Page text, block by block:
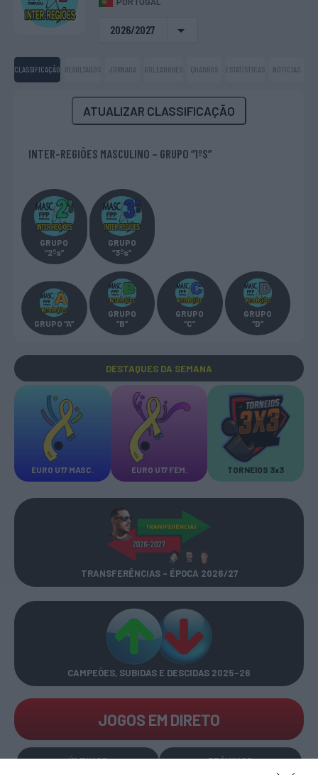
2026/2027
CLASSIFICAÇÃO RESULTADOS JORNADA GOLEADORES QUADROS ESTATÍSTICAS NOTICIAS
ATUALIZAR CLASSIFICAÇÃO
INTER-REGIÕES MASCULINO – GRUPO “1ºS”
GRUPO
“2ºs”
GRUPO
“3ºs”
GRUPO “A”
GRUPO
“B”
GRUPO
“C”
GRUPO
“D”
DESTAQUES DA SEMANA
EURO U17 MASC. EURO U17 FEM. TORNEIOS 3x3
TRANSFERÊNCIAS - ÉPOCA 2026/27
CAMPEÕES, SUBIDAS E DESCIDAS 2025-26
JOGOS EM DIRETO
ÚLTIMOS
PRÓXIMOS